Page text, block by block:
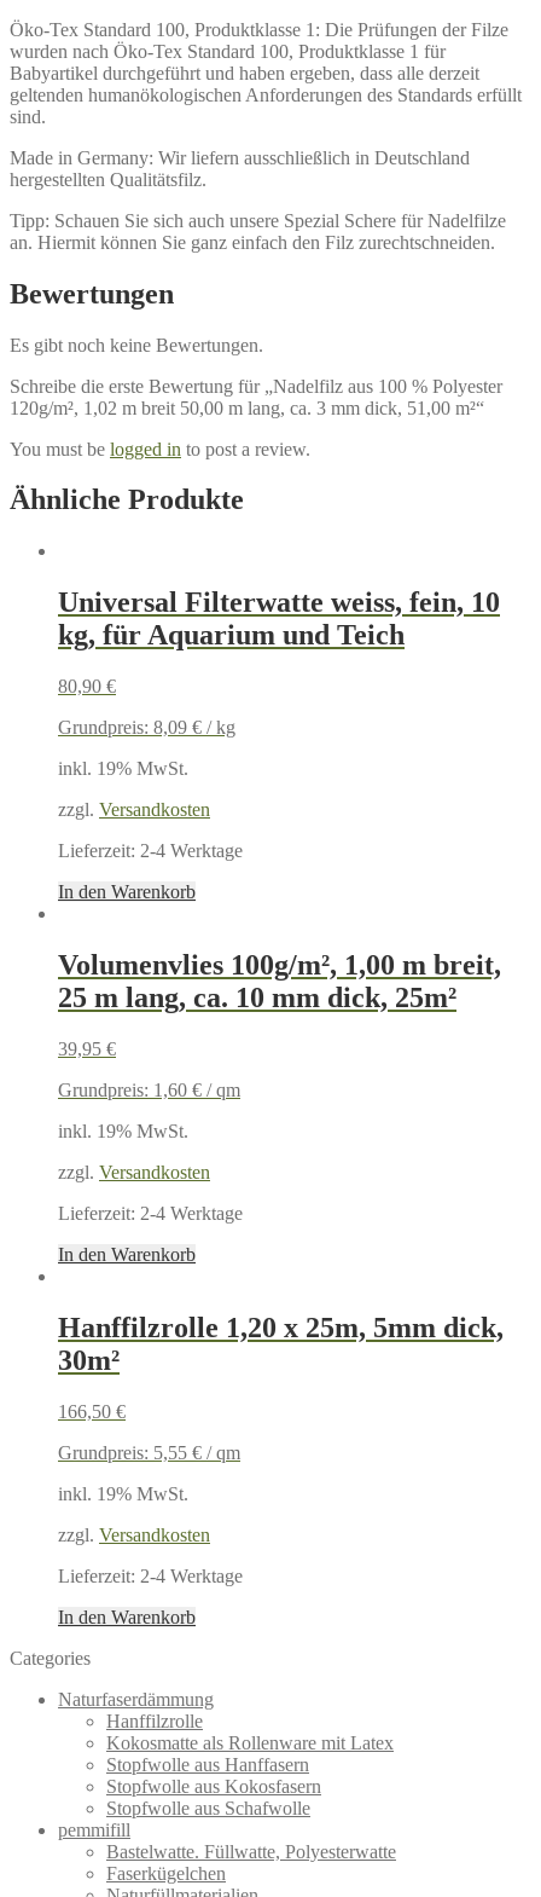
Öko-Tex Standard 100, Produktklasse 1: Die Prüfungen der Filze
wurden nach Öko-Tex Standard 100, Produktklasse 1 für
Babyartikel durchgeführt und haben ergeben, dass alle derzeit
geltenden humanökologischen Anforderungen des Standards erfüllt
sind.
Made in Germany: Wir liefern ausschließlich in Deutschland
hergestellten Qualitätsfilz.
Tipp: Schauen Sie sich auch unsere Spezial Schere für Nadelfilze
an. Hiermit können Sie ganz einfach den Filz zurechtschneiden.
Bewertungen
Es gibt noch keine Bewertungen.
Schreibe die erste Bewertung für „Nadelfilz aus 100 % Polyester
120g/m², 1,02 m breit 50,00 m lang, ca. 3 mm dick, 51,00 m²“
You must be logged in to post a review.
Ähnliche Produkte
Universal Filterwatte weiss, fein, 10
kg, für Aquarium und Teich
80,90 €
Grundpreis: 8,09 € /kg
inkl. 19% MwSt.
zzgl. Versandkosten
Lieferzeit: 2-4 Werktage
In den Warenkorb
Volumenvlies 100g/m², 1,00 m breit,
25 m lang, ca. 10 mm dick, 25m²
39,95 €
Grundpreis: 1,60 € /qm
inkl. 19% MwSt.
zzgl. Versandkosten
Lieferzeit: 2-4 Werktage
In den Warenkorb
Hanffilzrolle 1,20 x 25m, 5mm dick,
30m²
166,50 €
Grundpreis: 5,55 € /qm
inkl. 19% MwSt.
zzgl. Versandkosten
Lieferzeit: 2-4 Werktage
In den Warenkorb
Categories
Naturfaserdämmung
Hanffilzrolle
Kokosmatte als Rollenware mit Latex
Stopfwolle aus Hanffasern
Stopfwolle aus Kokosfasern
Stopfwolle aus Schafwolle
pemmifill
Bastelwatte. Füllwatte, Polyesterwatte
Faserkügelchen